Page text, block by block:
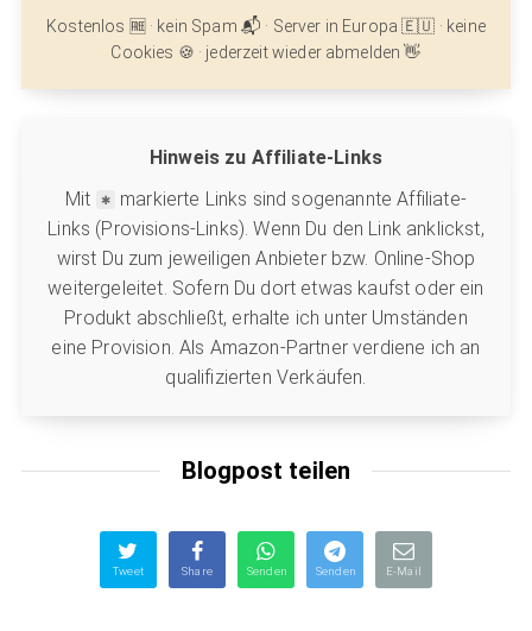
Kostenlos 🆓 · kein Spam 📬 · Server in Europa 🇪🇺 · keine
Cookies 🍪 · jederzeit wieder abmelden 👋
Hinweis zu Affiliate-Links
Mit
markierte Links sind sogenannte Affiliate-
Links (Provisions-Links). Wenn Du den Link anklickst,
wirst Du zum jeweiligen Anbieter bzw. Online-Shop
weitergeleitet. Sofern Du dort etwas kaufst oder ein
Produkt abschließt, erhalte ich unter Umständen
eine Provision. Als Amazon-Partner verdiene ich an
qualifizierten Verkäufen.
Blogpost teilen
Tweet Share Senden Senden E-Mail